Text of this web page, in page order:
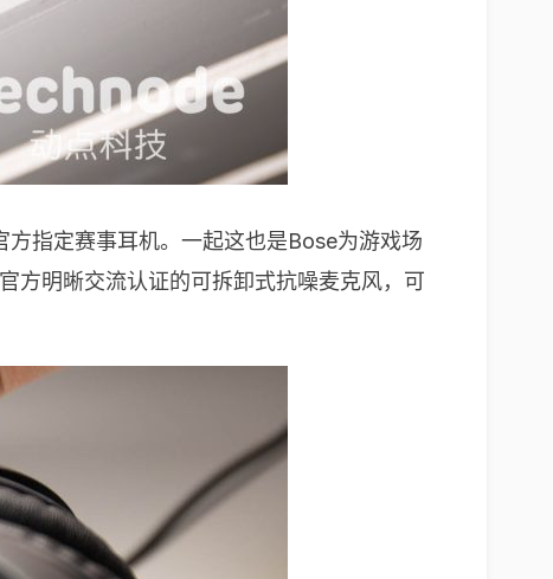
指定赛事耳机。一起这也是Bose为游戏场
方明晰交流认证的可拆卸式抗噪麦克风，可